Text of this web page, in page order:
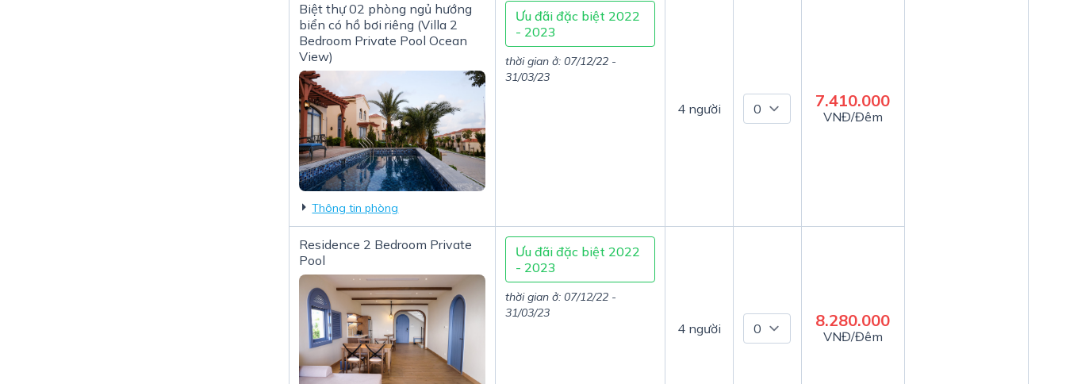
Biệt thự 02 phòng ngủ hướng
biển có hồ bơi riêng (Villa 2
Bedroom Private Pool Ocean
View)
Thông tin phòng
Ưu đãi đặc biệt 2022
- 2023
thời gian ở: 07/12/22 -
31/03/23
4 người 7.410.000
VNĐ/Đêm
Residence 2 Bedroom Private
Pool
Ưu đãi đặc biệt 2022
- 2023
thời gian ở: 07/12/22 -
31/03/23
4 người 8.280.000
VNĐ/Đêm